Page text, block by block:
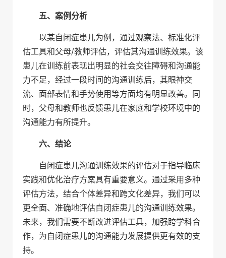
五、案例分析
以某自闭症患儿为例，通过观察法、标准化评
估工具和父母/教师评估，评估其沟通训练效果。该
患儿在训练前表现出明显的社会交往障碍和沟通能
力不足，经过一段时间的沟通训练后，其眼神交
流、面部表情和手势使用等方面均有明显改善。同
时，父母和教师也反馈患儿在家庭和学校环境中的
沟通能力有所提升。
六、结论
自闭症患儿沟通训练效果的评估对于指导临床
实践和优化治疗方案具有重要意义。通过采用多种
评估方法，结合个体差异和跨文化差异，我们可以
更全面、准确地评估自闭症患儿的沟通训练效果。
未来，我们需要不断改进评估工具，加强跨学科合
作，为自闭症患儿的沟通能力发展提供更有效的支
持。